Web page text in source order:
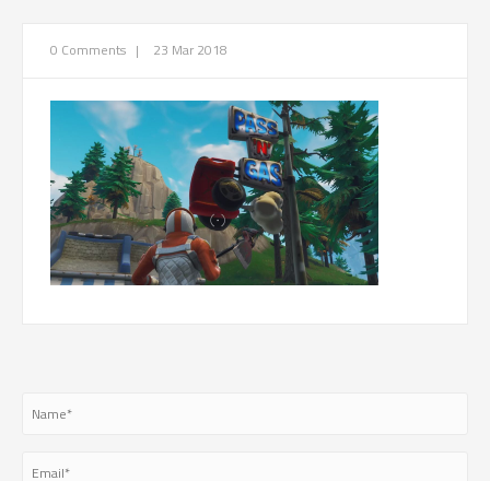
0 Comments | 23 Mar 2018